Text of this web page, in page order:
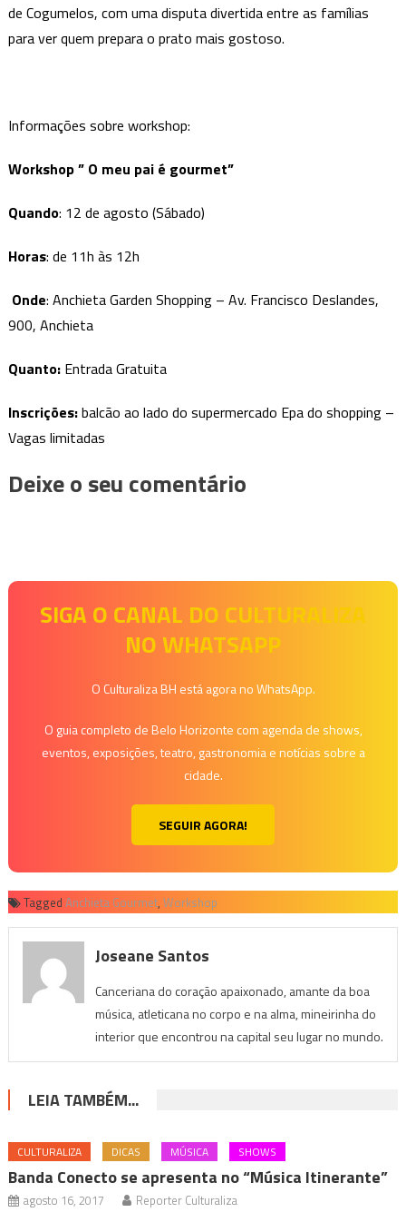
de Cogumelos, com uma disputa divertida entre as famílias
para ver quem prepara o prato mais gostoso.
Informações sobre workshop:
Workshop ” O meu pai é gourmet”
Quando: 12 de agosto (Sábado)
Horas: de 11h às 12h
Onde: Anchieta Garden Shopping – Av. Francisco Deslandes,
900, Anchieta
Quanto: Entrada Gratuita
Inscrições:balcão ao lado do supermercado Epa do shopping –
Vagas limitadas
Deixe o seu comentário
SIGA O CANAL DO CULTURALIZA
NO WHATSAPP
O Culturaliza BH está agora no WhatsApp.
O guia completo de Belo Horizonte com agenda de shows,
eventos, exposições, teatro, gastronomia e notícias sobre a
cidade.
SEGUIR AGORA!
Tagged Anchieta Gourmet, Workshop
Joseane Santos
Canceriana do coração apaixonado, amante da boa
música, atleticana no corpo e na alma, mineirinha do
interior que encontrou na capital seu lugar no mundo.
LEIA TAMBÉM...
CULTURALIZA DICAS MÚSICA SHOWS
Banda Conecto se apresenta no “Música Itinerante”
agosto 16, 2017 Reporter Culturaliza